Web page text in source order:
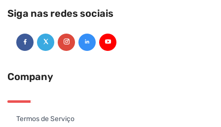
Siga nas redes sociais
Company
Termos de Serviço